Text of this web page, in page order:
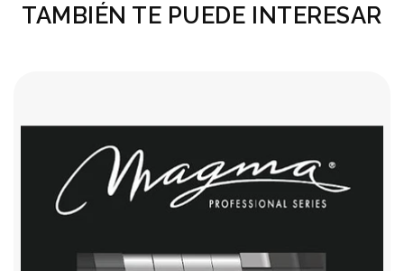
TAMBIÉN TE PUEDE INTERESAR